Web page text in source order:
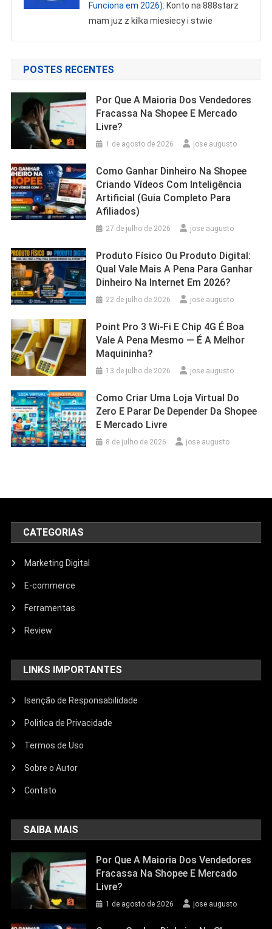
Funciona em 2026): Konto na 888starz
mam juz z kilka miesiecy i stwie
POSTES RECENTES
Por Que A Maioria Dos Vendedores
Fracassa Na Shopee E Mercado
Livre?
1 de agosto de 2026 jose augusto
Como Ganhar Dinheiro Na Shopee
Criando Vídeos Com Inteligência
Artificial (Guia Completo Para
Afiliados)
27 de julho de 2026 jose augusto
Produto Físico Ou Produto Digital:
Qual Vale Mais A Pena Para Ganhar
Dinheiro Na Internet Em 2026?
22 de julho de 2026 jose augusto
Point Pro 3 Wi‑Fi E Chip 4G É Boa
Vale A Pena Mesmo — É A Melhor
Maquininha?
13 de julho de 2026 jose augusto
Como Criar Uma Loja Virtual Do
Zero E Parar De Depender Da Shopee
E Mercado Livre
8 de julho de 2026 jose augusto
CATEGORIAS
Marketing Digital
E-commerce
Ferramentas
Review
LINKS IMPORTANTES
Isenção de Responsabilidade
Politica de Privacidade
Termos de Uso
Sobre o Autor
Contato
SAIBA MAIS
Por Que A Maioria Dos Vendedores
Fracassa Na Shopee E Mercado
Livre?
1 de agosto de 2026 jose augusto